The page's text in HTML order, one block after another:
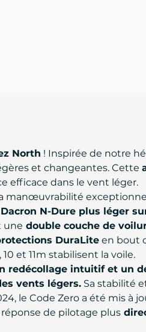
North ! Inspirée de notre
et changeantes. Cette
efficace dans le vent léger.
manœuvrabilité
Dacron N-Dure plus léger
une double couche de
DuraLite en bout
et 11m stabilisent la voile.
redécollage intuitif et un
vents légers. Sa stabilité
le Code Zero a été mis à
de pilotage plus